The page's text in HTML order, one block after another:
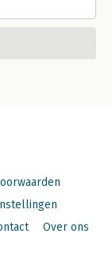
Over ons